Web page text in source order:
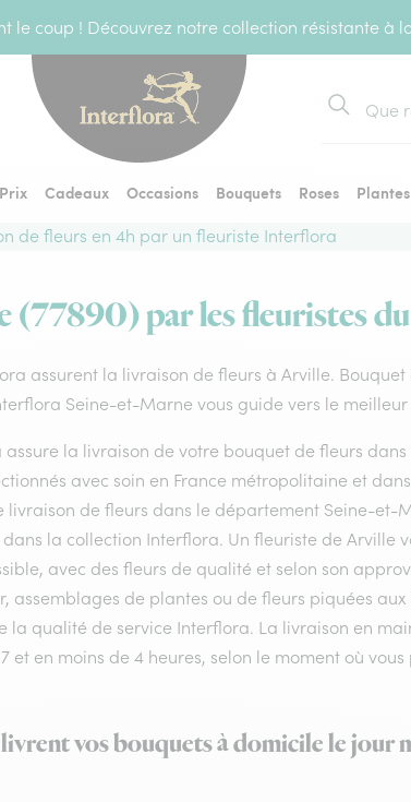
le coup ! Découvrez notre collection résistante à
Rechercher
Cadeaux Occasions Bouquets Roses Plantes
de fleurs en 4h par un fleuriste Interflora
(77890) par les fleuristes
assurent la livraison de fleurs à Arville.
Seine-et-Marne vous guide vers le
assure la livraison de votre bouquet de fleurs
avec soin en France métropolitaine et
livraison de fleurs dans le département Seine-et-
la collection Interflora. Un fleuriste de Arville
avec des fleurs de qualité et selon son
assemblages de plantes ou de fleurs piquées
la qualité de service Interflora. La livraison en
et en moins de 4 heures, selon le moment où
vos bouquets à domicile le jour